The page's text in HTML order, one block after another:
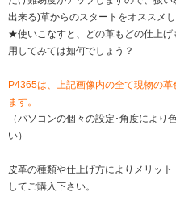
出来る)革からのスタートをオススメし
★使いこなすと、どの革もどの仕上
用してみては如何でしょう？
P4365は、上記画像内の全て現物の
ます。
（パソコンの個々の設定･角度により
い）
皮革の種類や仕上げ方によりメリッ
してご購入下さい。